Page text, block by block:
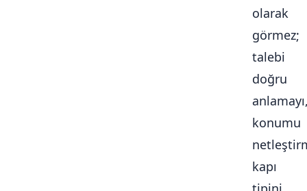
olarak
görmez;
talebi
doğru
konumu
kapı